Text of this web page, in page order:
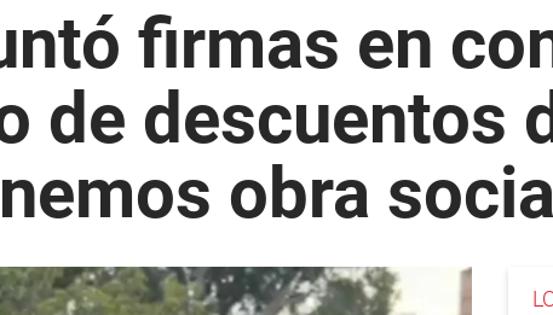
firmas en
de descuentos
obra